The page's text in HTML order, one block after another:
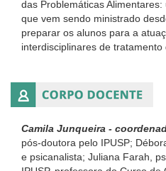
das Problemáticas
que vem sendo ministrado
preparar os alunos para a
interdisciplinares de
Camila Junqueira -
pós-doutora pelo IPUSP;
e psicanalista; Juliana Farah,